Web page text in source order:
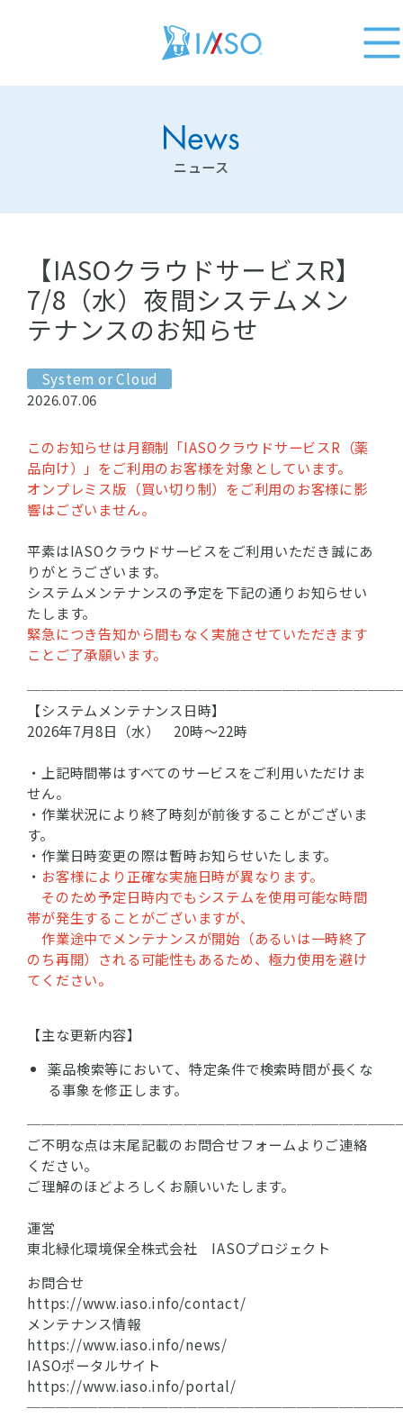
ニュース
【IASOクラウドサービスR】
7/8（水）夜間システムメン
テナンスのお知らせ
System or Cloud
2026.07.06
このお知らせは月額制「IASOクラウドサービスR（薬
品向け）」をご利用のお客様を対象としています。
オンプレミス版（買い切り制）をご利用のお客様に影
響はございません。
平素はIASOクラウドサービスをご利用いただき誠にあ
りがとうございます。
システムメンテナンスの予定を下記の通りお知らせい
たします。
緊急につき告知から間もなく実施させていただきます
ことご了承願います。
【システムメンテナンス日時】
2026年7月8日（水） 20時～22時
・上記時間帯はすべてのサービスをご利用いただけま
せん。
・作業状況により終了時刻が前後することがございま
す。
・作業日時変更の際は暫時お知らせいたします。
・ お客様により正確な実施日時が異なります。
そのため予定日時内でもシステムを使用可能な時間
帯が発生することがございますが、
作業途中でメンテナンスが開始（あるいは一時終了
のち再開）される可能性もあるため、極力使用を避け
てください。
【主な更新内容】
薬品検索等において、特定条件で検索時間が長くな
る事象を修正します。
ご不明な点は末尾記載のお問合せフォームよりご連絡
ください。
ご理解のほどよろしくお願いいたします。
運営
東北緑化環境保全株式会社 IASOプロジェクト
お問合せ
https://www.iaso.info/contact/
メンテナンス情報
https://www.iaso.info/news/
IASOポータルサイト
https://www.iaso.info/portal/